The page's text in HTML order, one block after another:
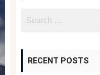
RECENT POSTS